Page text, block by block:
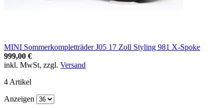
MINI Sommerkompletträder J05 17 Zoll Styling 981 X-Spoke
999,00 €
inkl. MwSt, zzgl. Versand
4 Artikel
Anzeigen